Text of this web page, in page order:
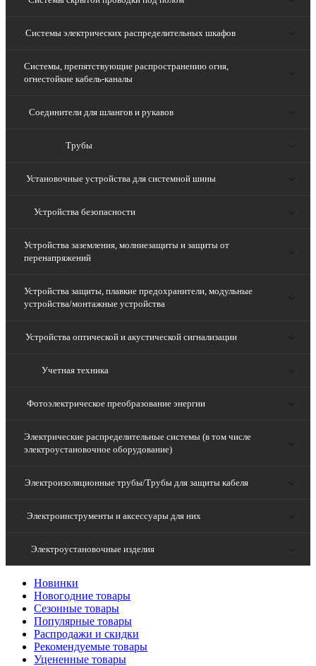
Системы электрических распределительных шкафов
Системы, препятствующие распространению огня,
огнестойкие кабель-каналы
Соединители для шлангов и рукавов
Трубы
Установочные устройства для системной шины
Устройства безопасности
Устройства заземления, молниезащиты и защиты от
перенапряжений
Устройства защиты, плавкие предохранители, модульные
устройства/монтажные устройства
Устройства оптической и акустической сигнализации
Учетная техника
Фотоэлектрическое преобразование энергии
Электрические распределительные системы (в том числе
электроустановочное оборудование)
Электроизоляционные трубы/Трубы для защиты кабеля
Электроинструменты и аксессуары для них
Электроустановочные изделия
Новинки
Новогодние товары
Сезонные товары
Популярные товары
Распродажи и скидки
Рекомендуемые товары
Уцененные товары